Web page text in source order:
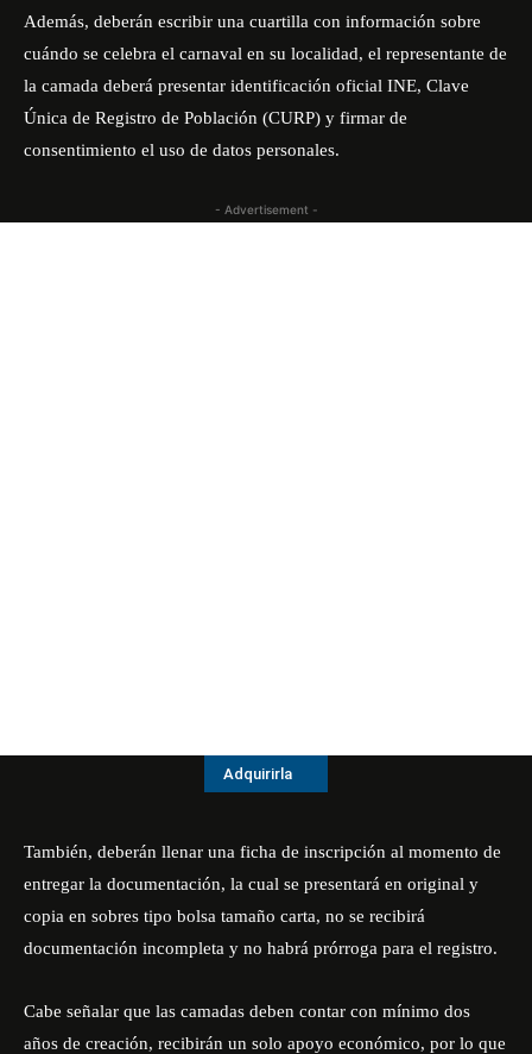
Además, deberán escribir una cuartilla con información sobre
cuándo se celebra el carnaval en su localidad, el representante de
la camada deberá presentar identificación oficial INE, Clave
Única de Registro de Población (CURP) y firmar de
consentimiento el uso de datos personales.
- Advertisement -
Adquirirla
También, deberán llenar una ficha de inscripción al momento de
entregar la documentación, la cual se presentará en original y
copia en sobres tipo bolsa tamaño carta, no se recibirá
documentación incompleta y no habrá prórroga para el registro.
Cabe señalar que las camadas deben contar con mínimo dos
años de creación, recibirán un solo apoyo económico, por lo que